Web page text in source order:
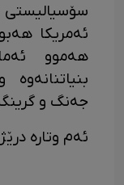
سۆسیالیستی
ئەمریکا
هەموو
جەنگ و
ئەم وتارە